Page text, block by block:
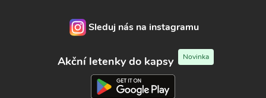
Sleduj nás na instagramu
Akční letenky do kapsy Novinka